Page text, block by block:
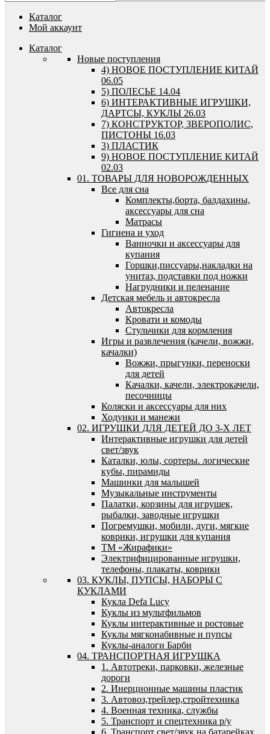
Каталог
Мой аккаунт
Каталог
Новые поступления
4) НОВОЕ ПОСТУПЛЕНИЕ КИТАЙ
06.05
5) ПОЛЕСЬЕ 14.04
6) ИНТЕРАКТИВНЫЕ ИГРУШКИ,
ДАРТСЫ, КУКЛЫ 26.03
7) КОНСТРУКТОР, ЗВЕРОПОЛИС,
ПИСТОНЫ 16.03
3) ПЛАСТИК
9) НОВОЕ ПОСТУПЛЕНИЕ КИТАЙ
02.03
01. ТОВАРЫ ДЛЯ НОВОРОЖДЕННЫХ
Все для сна
Комплекты,борта, балдахины,
аксессуары для сна
Матрасы
Гигиена и уход
Ванночки и аксессуары для
купания
Горшки,писсуары,накладки на
унитаз, подставки под ножки
Нагрудники и пеленание
Детская мебель и автокресла
Автокресла
Кровати и комоды
Стульчики для кормления
Игры и развлечения (качели, вожжи,
качалки)
Вожжи, прыгунки, переноски
для детей
Качалки, качели, электрокачели,
песочницы
Коляски и аксессуары для них
Ходунки и манежи
02. ИГРУШКИ ДЛЯ ДЕТЕЙ ДО 3-Х ЛЕТ
Интерактивные игрушки для детей
свет/звук
Каталки, юлы, сортеры. логические
кубы, пирамиды
Машинки для малышей
Музыкальные инструменты
Палатки, корзины для игрушек,
рыбалки, заводные игрушки
Погремушки, мобили, дуги, мягкие
коврики, игрушки для купания
ТМ «Жирафики»
Электрифицированные игрушки,
телефоны, плакаты, коврики
03. КУКЛЫ, ПУПСЫ, НАБОРЫ С
КУКЛАМИ
Кукла Defa Lucy
Куклы из мультфильмов
Куклы интерактивные и ростовые
Куклы мягконабивные и пупсы
Куклы-аналоги Барби
04. ТРАНСПОРТНАЯ ИГРУШКА
1. Автотреки, парковки, железные
дороги
2. Инерционные машины пластик
3. Автовоз,трейлер,стройтехника
4. Военная техника, службы
5. Транспорт и спецтехника р/у
6. Транспорт свет/звук на батарейках